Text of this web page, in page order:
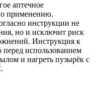
аптечное
применению.
инструкции не
но и исключит риск
Инструкция к
перед использованием
и нагреть пузырёк с